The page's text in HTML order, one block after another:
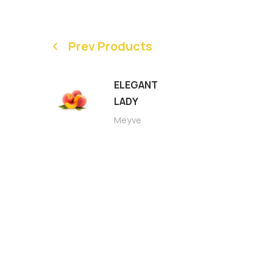
Prev Products
ELEGANT
LADY
Meyve